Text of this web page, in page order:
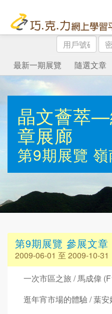
用
戶
號
碼
密
碼
最新一期展覽
隨選文章
晶文薈萃
章展廊
第9期展覽
第9期展覽 參展文章
2009-06-01 至 2009-10-31
一次市區之旅 / 馬成偉
逛年宵市場的體驗 / 葉安